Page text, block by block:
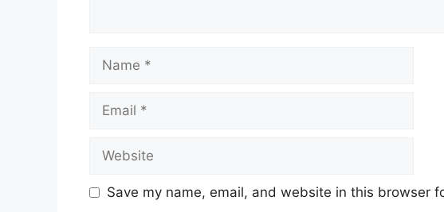
Save my name, email, and website in this browser